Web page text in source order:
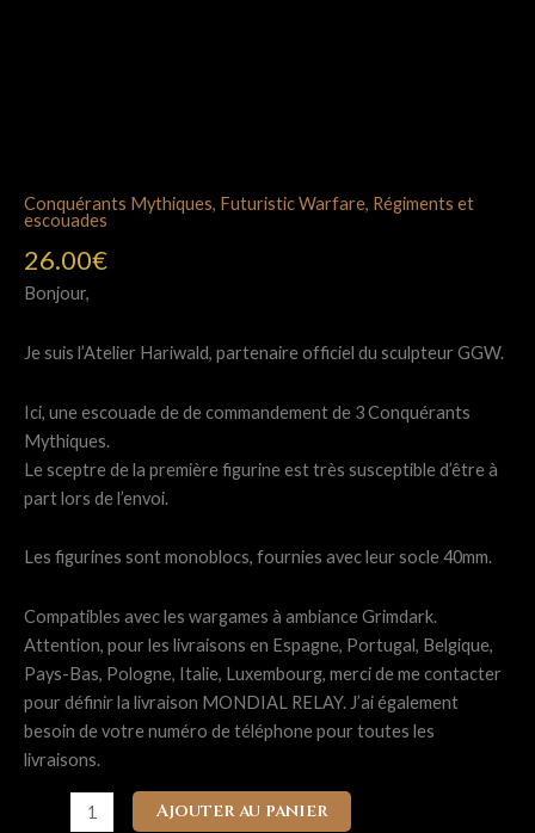
Conquérants Mythiques, Futuristic Warfare, Régiments et
escouades
26.00€
Bonjour,
Je suis l’Atelier Hariwald, partenaire officiel du sculpteur GGW.
Ici, une escouade de de commandement de 3 Conquérants
Mythiques.
Le sceptre de la première figurine est très susceptible d’être à
part lors de l’envoi.
Les figurines sont monoblocs, fournies avec leur socle 40mm.
Compatibles avec les wargames à ambiance Grimdark.
Attention, pour les livraisons en Espagne, Portugal, Belgique,
Pays-Bas, Pologne, Italie, Luxembourg, merci de me contacter
pour définir la livraison MONDIAL RELAY. J’ai également
besoin de votre numéro de téléphone pour toutes les
livraisons.
Ajouter au panier